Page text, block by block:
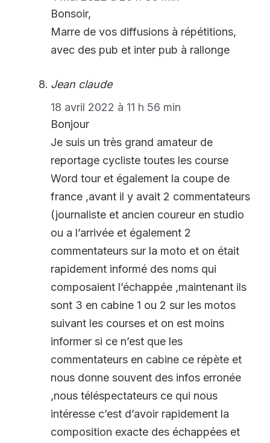
Bonsoir,
Marre de vos diffusions à répétitions,
avec des pub et inter pub à rallonge
Jean claude
18 avril 2022 à 11 h 56 min
Bonjour
Je suis un très grand amateur de
reportage cycliste toutes les course
Word tour et également la coupe de
france ,avant il y avait 2 commentateurs
(journaliste et ancien coureur en studio
ou a l’arrivée et également 2
commentateurs sur la moto et on était
rapidement informé des noms qui
composaient l’échappée ,maintenant ils
sont 3 en cabine 1 ou 2 sur les motos
suivant les courses et on est moins
informer si ce n’est que les
commentateurs en cabine ce répète et
nous donne souvent des infos erronée
,nous téléspectateurs ce qui nous
intéresse c’est d’avoir rapidement la
composition exacte des échappées et